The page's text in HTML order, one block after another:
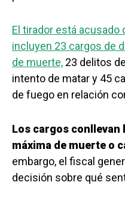
El tirador está acusado
incluyen 23 cargos de
de muerte, 23 delitos
intento de matar y 45
de fuego en relación
Los cargos conllevan
máxima de muerte o
embargo, el fiscal
decisión sobre qué